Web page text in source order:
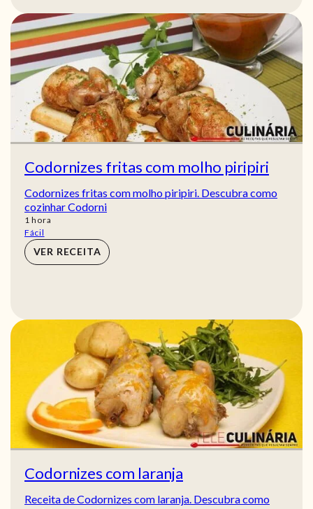
Codornizes fritas com molho piripiri
Codornizes fritas com molho piripiri. Descubra como
cozinhar Codorni
1 hora
hora
Fácil
VER RECEITA
Codornizes com laranja
Receita de Codornizes com laranja. Descubra como